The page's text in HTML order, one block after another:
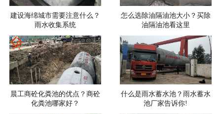
建设海绵城市需要注意什么？
雨水收集系统
怎么选除油隔油池大小？买除
油隔油池看这里
晨工商砼化粪池的优点？商砼
化粪池哪家好？
什么是雨水蓄水池？雨水蓄水
池厂家告诉你!